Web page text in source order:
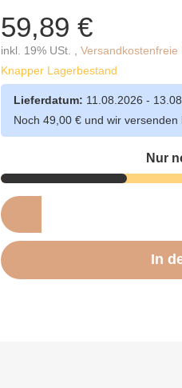
59,89 €
inkl. 19% USt. , Versandkostenfreie
Knapper Lagerbestand
Lieferdatum: 11.08.2026 -
Noch 49,00 € und wir versenden
Nur
In